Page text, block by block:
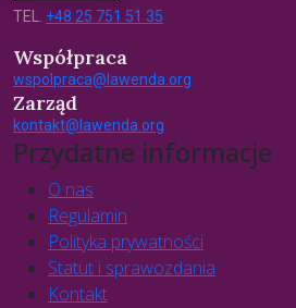
TEL. +48 25 751 51 35
Współpraca
wspolpraca@lawenda.org
Zarząd
kontakt@lawenda.org
Przydatne informacje
O nas
Regulamin
Polityka prywatności
Statut i sprawozdania
Kontakt